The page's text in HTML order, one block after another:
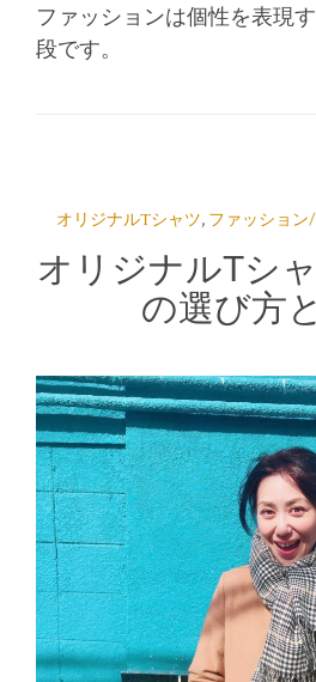
ファッションは個性を表現
段です。
オリジナルTシャツ, ファッショ
オリジナルTシ
の選び方